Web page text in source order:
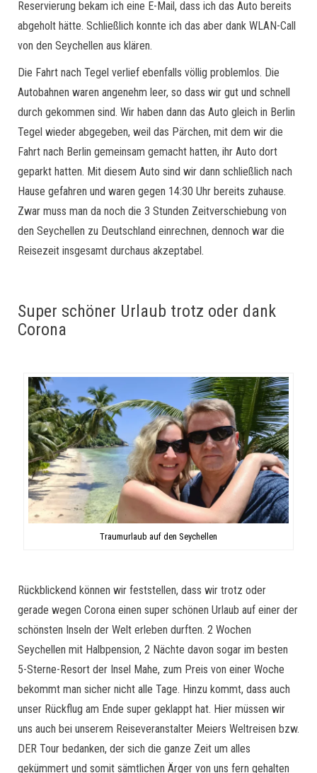
Reservierung bekam ich eine E-Mail, dass ich das Auto bereits
abgeholt hätte. Schließlich konnte ich das aber dank WLAN-Call
von den Seychellen aus klären.
Die Fahrt nach Tegel verlief ebenfalls völlig problemlos. Die
Autobahnen waren angenehm leer, so dass wir gut und schnell
durch gekommen sind. Wir haben dann das Auto gleich in Berlin
Tegel wieder abgegeben, weil das Pärchen, mit dem wir die
Fahrt nach Berlin gemeinsam gemacht hatten, ihr Auto dort
geparkt hatten. Mit diesem Auto sind wir dann schließlich nach
Hause gefahren und waren gegen 14:30 Uhr bereits zuhause.
Zwar muss man da noch die 3 Stunden Zeitverschiebung von
den Seychellen zu Deutschland einrechnen, dennoch war die
Reisezeit insgesamt durchaus akzeptabel.
Super schöner Urlaub trotz oder dank
Corona
Traumurlaub auf den Seychellen
Rückblickend können wir feststellen, dass wir trotz oder
gerade wegen Corona einen super schönen Urlaub auf einer der
schönsten Inseln der Welt erleben durften. 2 Wochen
Seychellen mit Halbpension, 2 Nächte davon sogar im besten
5-Sterne-Resort der Insel Mahe, zum Preis von einer Woche
bekommt man sicher nicht alle Tage. Hinzu kommt, dass auch
unser Rückflug am Ende super geklappt hat. Hier müssen wir
uns auch bei unserem Reiseveranstalter Meiers Weltreisen bzw.
DER Tour bedanken, der sich die ganze Zeit um alles
gekümmert und somit sämtlichen Ärger von uns fern gehalten